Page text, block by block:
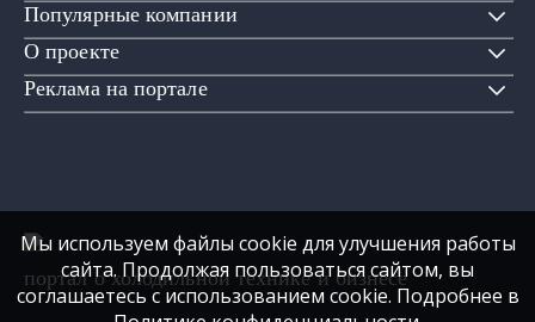
Популярные компании
О проекте
Реклама на портале
портал о холодильной технике и бизнесе
Мы используем файлы cookie для улучшения работы
сайта. Продолжая пользоваться сайтом, вы
соглашаетесь с использованием cookie. Подробнее в